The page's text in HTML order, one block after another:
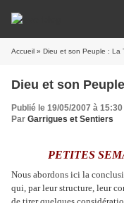
Accueil » Dieu et son Peuple : La
Dieu et son
Publié le 19/05/2007 à 15:30
Par Garrigues et Sentiers
PETITES
Nous abordons ici la
qui, par leur structure, leur